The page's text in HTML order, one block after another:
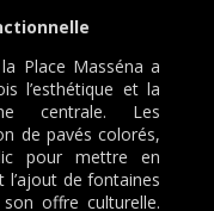
Place Masséna a
l’esthétique et la
centrale. Les
de pavés colorés,
pour mettre en
de fontaines
offre culturelle.